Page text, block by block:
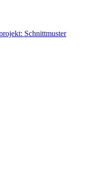
Schnittmuster